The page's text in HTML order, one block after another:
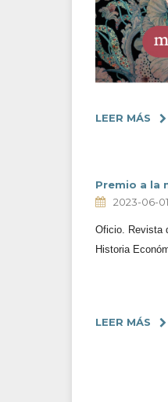
LEER MÁS
Premio a la
2023-06-01
Oficio. Revista
Historia
LEER MÁS